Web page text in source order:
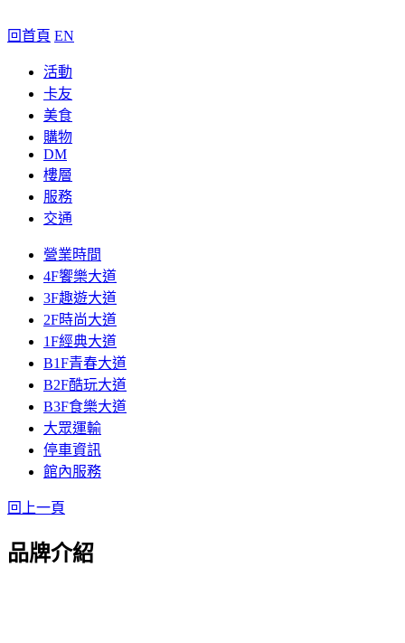
回首頁 EN
活動
卡友
美食
購物
DM
樓層
服務
交通
營業時間
4F饗樂大道
3F趣遊大道
2F時尚大道
1F經典大道
B1F青春大道
B2F酷玩大道
B3F食樂大道
大眾運輸
停車資訊
館內服務
回上一頁
品牌介紹